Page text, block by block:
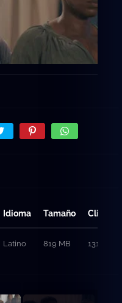
Idioma Tamaño Clicks
Latino 819 MB 131